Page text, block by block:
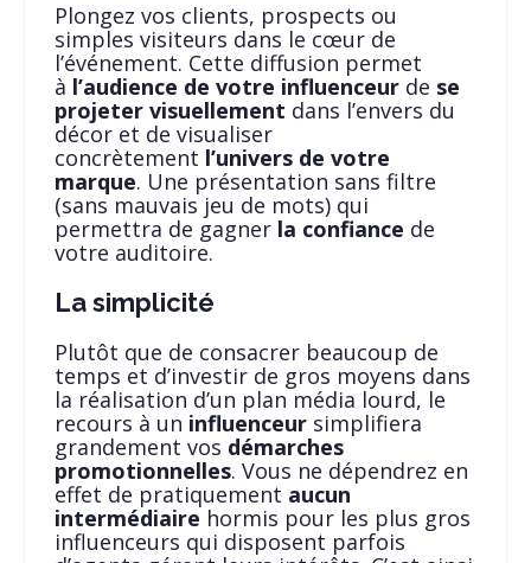
Plongez vos clients, prospects ou
simples visiteurs dans le cœur de
l’événement. Cette diffusion permet
à l’audience de votre influenceurde se
projeter visuellement dans l’envers du
décor et de visualiser
concrètement l’univers de votre
marque. Une présentation sans filtre
(sans mauvais jeu de mots) qui
permettra de gagner la confiance de
votre auditoire.
La simplicité
Plutôt que de consacrer beaucoup de
temps et d’investir de gros moyens dans
la réalisation d’un plan média lourd, le
recours à un influenceursimplifiera
grandement vos démarches
promotionnelles. Vous ne dépendrez en
effet de pratiquement aucun
intermédiaire hormis pour les plus gros
influenceurs qui disposent parfois